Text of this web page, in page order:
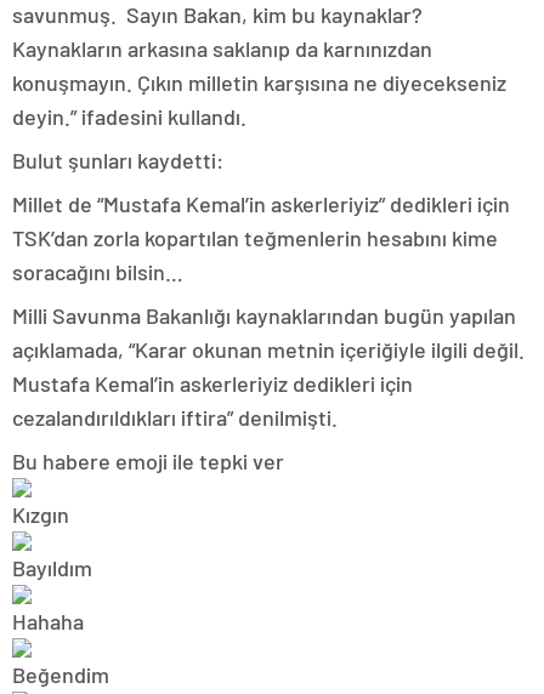
savunmuş. Sayın Bakan, kim bu kaynaklar?
Kaynakların arkasına saklanıp da karnınızdan
konuşmayın. Çıkın milletin karşısına ne diyecekseniz
deyin.” ifadesini kullandı.
Bulut şunları kaydetti:
Millet de “Mustafa Kemal’in askerleriyiz” dedikleri için
TSK’dan zorla kopartılan teğmenlerin hesabını kime
soracağını bilsin…
Milli Savunma Bakanlığı kaynaklarından bugün yapılan
açıklamada, “Karar okunan metnin içeriğiyle ilgili değil.
Mustafa Kemal’in askerleriyiz dedikleri için
cezalandırıldıkları iftira” denilmişti.
Bu habere emoji ile tepki ver